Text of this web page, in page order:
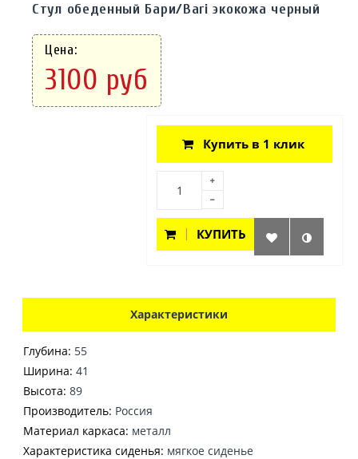
Стул обеденный Бари/Bari экокожа черный
Цена:
3100 руб
Купить в 1 клик
КУПИТЬ
Характеристики
Глубина: 55
Ширина: 41
Высота: 89
Производитель: Россия
Материал каркаса: металл
Характеристика сиденья: мягкое сиденье